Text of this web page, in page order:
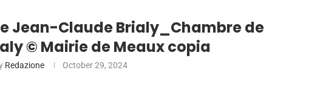
Jean-Claude Brialy_Chambre de
© Mairie de Meaux copia
Redazione October 29, 2024